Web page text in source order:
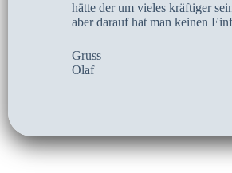
hätte der um vieles kräftiger
aber darauf hat man keinen
Gruss
Olaf